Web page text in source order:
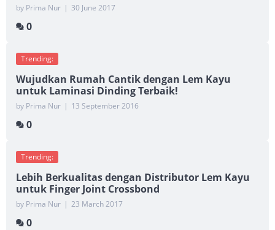
by Prima Nur | 30 June 2017
0
Trending:
Wujudkan Rumah Cantik dengan Lem Kayu
untuk Laminasi Dinding Terbaik!
by Prima Nur | 13 September 2016
0
Trending:
Lebih Berkualitas dengan Distributor Lem Kayu
untuk Finger Joint Crossbond
by Prima Nur | 23 March 2017
0